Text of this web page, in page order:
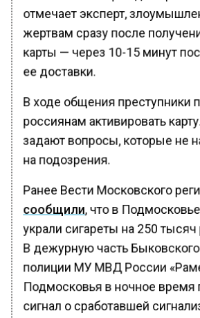
отмечает эксперт,
жертвам сразу после
карты — через 10-15 минут
ее доставки.
В ходе общения преступники
россиянам активировать
задают вопросы, которые не
на подозрения.
Ранее Вести Московского
сообщили, что в
украли сигареты на 250 тысяч
В дежурную часть
полиции МУ МВД России
Подмосковья в ночное время
сигнал о сработавшей